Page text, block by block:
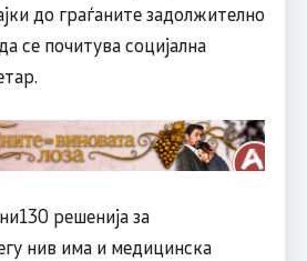
до граѓаните задолжително
се почитува социјална
решенија за
нив има и медицинска